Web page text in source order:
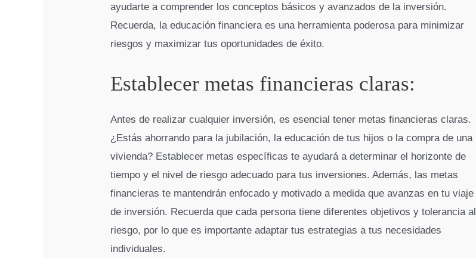
ayudarte a comprender los conceptos básicos y avanzados de la inversión.
Recuerda, la educación financiera es una herramienta poderosa para minimizar
riesgos y maximizar tus oportunidades de éxito.
Establecer metas financieras claras:
Antes de realizar cualquier inversión, es esencial tener metas financieras claras.
¿Estás ahorrando para la jubilación, la educación de tus hijos o la compra de una
vivienda? Establecer metas específicas te ayudará a determinar el horizonte de
tiempo y el nivel de riesgo adecuado para tus inversiones. Además, las metas
financieras te mantendrán enfocado y motivado a medida que avanzas en tu viaje
de inversión. Recuerda que cada persona tiene diferentes objetivos y tolerancia al
riesgo, por lo que es importante adaptar tus estrategias a tus necesidades
individuales.